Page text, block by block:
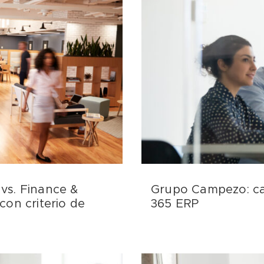
Finance &
criterio de
Grupo Campezo:
365 ERP